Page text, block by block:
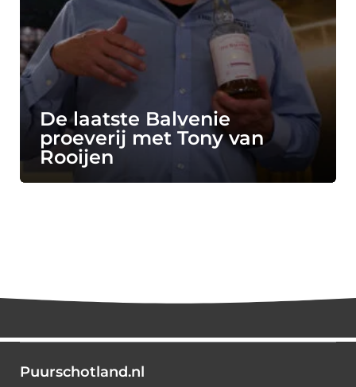
De laatste Balvenie
proeverij met Tony van
Rooijen
Puurschotland.nl